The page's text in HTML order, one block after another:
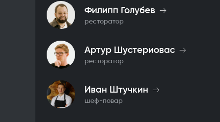
сервис — со скидкой 10%
В меню — фирменный коктейль и десерт,
созданные вместе с шефами
Подробнее
Филипп Голубев
ресторатор
Артур Шустериовас
ресторатор
Иван Штучкин
шеф-повар